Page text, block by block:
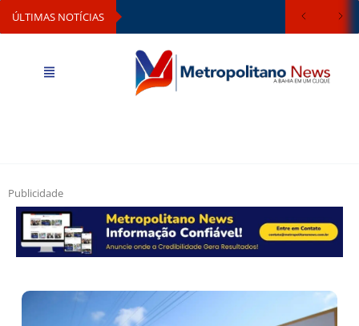
ÚLTIMAS NOTÍCIAS
Publicidade